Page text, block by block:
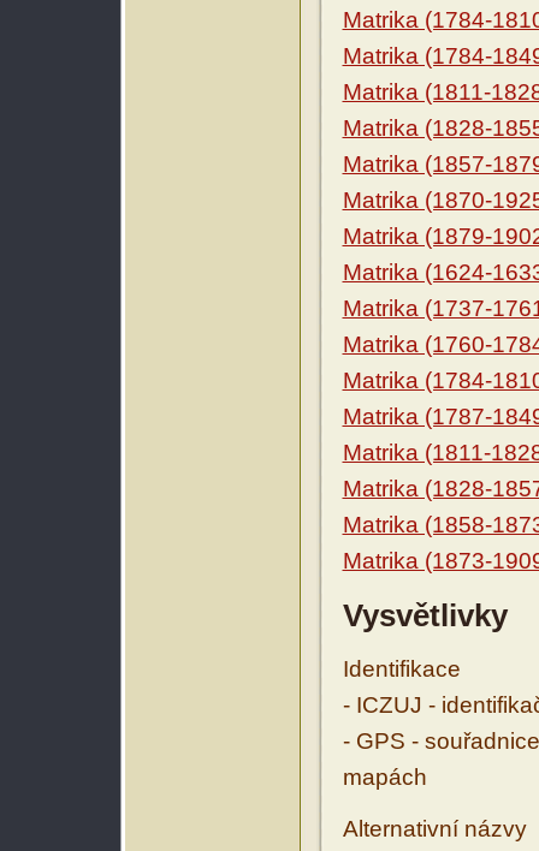
Matrika (1784-
Matrika (1784-
Matrika (1811-
Matrika (1828-
Matrika (1857-
Matrika (1870-
Matrika (1879-
Matrika (1624-
Matrika (1737-
Matrika (1760-
Matrika (1784-
Matrika (1787-
Matrika (1811-
Matrika (1828-
Matrika (1858-
Matrika (1873-
Vysvětlivky
Identifikace
- ICZUJ -
- GPS -
mapách
Alternativní názvy